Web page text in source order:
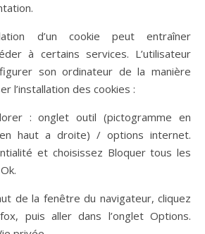
d’un cookie peut entraîner
à certains services. L’utilisateur
son ordinateur de la manière
l’installation des cookies :
: onglet outil (pictogramme en
haut a droite) / options internet.
et choisissez Bloquer tous les
de la fenêtre du navigateur, cliquez
puis aller dans l’onglet Options.